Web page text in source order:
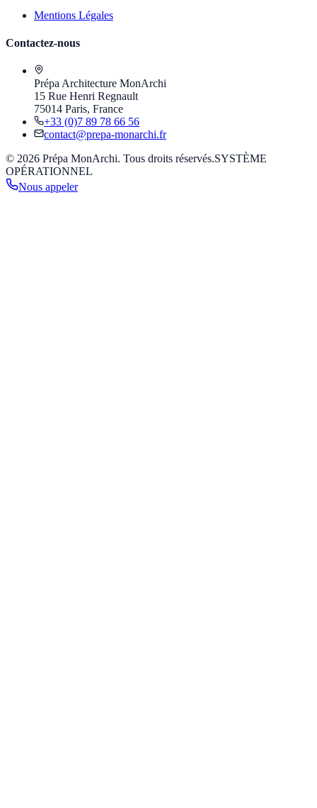
Mentions Légales
Contactez-nous
Prépa Architecture MonArchi
15 Rue Henri Regnault
75014 Paris, France
+33 (0)7 89 78 66 56
contact@prepa-monarchi.fr
© 2026 Prépa MonArchi. Tous droits réservés.SYSTÈME
OPÉRATIONNEL
Nous appeler